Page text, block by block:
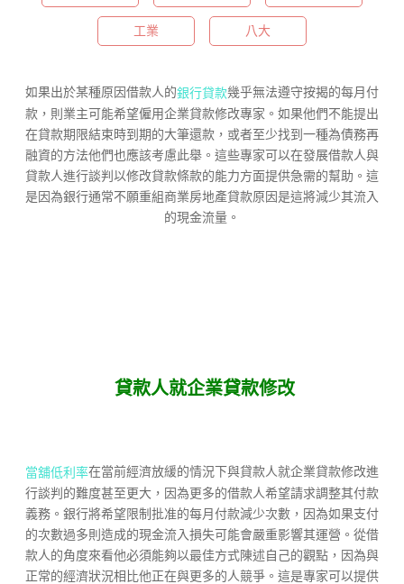
工業 八大
如果出於某種原因借款人的銀行貸款幾乎無法遵守按揭的每月付
款，則業主可能希望僱用企業貸款修改專家。如果他們不能提出
在貸款期限結束時到期的大筆還款，或者至少找到一種為債務再
融資的方法他們也應該考慮此舉。這些專家可以在發展借款人與
貸款人進行談判以修改貸款條款的能力方面提供急需的幫助。這
是因為銀行通常不願重組商業房地產貸款原因是這將減少其流入
的現金流量。
貸款人就企業貸款修改
當舖低利率在當前經濟放緩的情況下與貸款人就企業貸款修改進
行談判的難度甚至更大，因為更多的借款人希望請求調整其付款
義務。銀行將希望限制批准的每月付款減少次數，因為如果支付
的次數過多則造成的現金流入損失可能會嚴重影響其運營。從借
款人的角度來看他必須能夠以最佳方式陳述自己的觀點，因為與
正常的經濟狀況相比他正在與更多的人競爭。這是專家可以提供